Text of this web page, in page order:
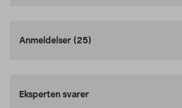
Anmeldelser (25)
Eksperten svarer